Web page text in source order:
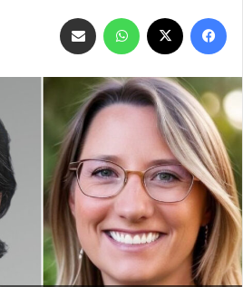
فيسبوك
‫X واتسابمشاركة
عبر
البريد